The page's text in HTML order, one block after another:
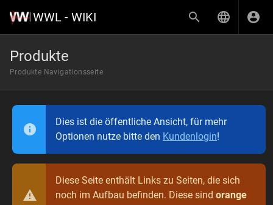
WWL - WIKI
Produkte
Produkte Navigationsseite
Dies ist die öffentliche Ansicht, für mehr
Optionen nutze bitte den Kundenlogin!
Diese Seite enthält Links zu Seiten, die sich
noch im Aufbau befinden. Diese sind orange